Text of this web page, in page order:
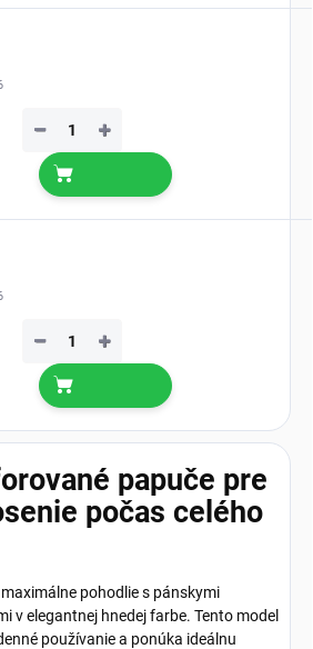
+
−
+
−
papuče pre
počas celého
pohodlie s pánskymi
v elegantnej hnedej farbe. Tento model
používanie a ponúka ideálnu